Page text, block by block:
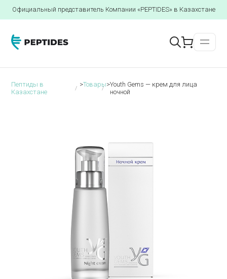
Официальный представитель Компании «PEPTIDES» в Казахстане
Пептиды в
Казахстане
>Товары>Youth Gems — крем для лица
ночной